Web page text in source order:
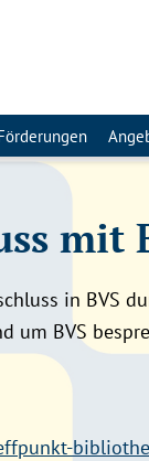
mit
in BVS
um BVS